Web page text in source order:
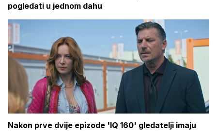
pogledati u jednom dahu
Nakon prve dvije epizode 'IQ 160' gledatelji imaju